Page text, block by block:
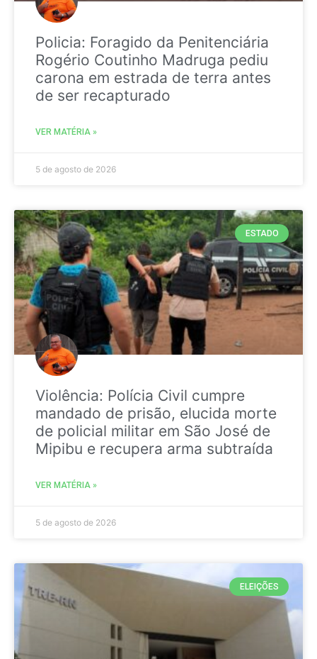
Policia: Foragido da Penitenciária
Rogério Coutinho Madruga pediu
carona em estrada de terra antes
de ser recapturado
VER MATÉRIA »
5 de agosto de 2026
ESTADO
Violência: Polícia Civil cumpre
mandado de prisão, elucida morte
de policial militar em São José de
Mipibu e recupera arma subtraída
VER MATÉRIA »
5 de agosto de 2026
ELEIÇÕES